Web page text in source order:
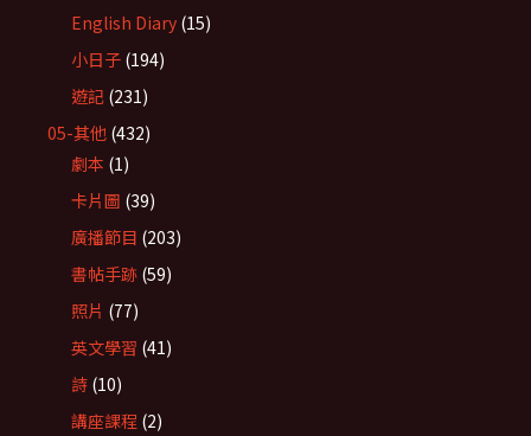
English Diary (15)
小日子 (194)
遊記 (231)
05-其他 (432)
劇本 (1)
卡片圖 (39)
廣播節目 (203)
書帖手跡 (59)
照片 (77)
英文學習 (41)
詩 (10)
講座課程 (2)